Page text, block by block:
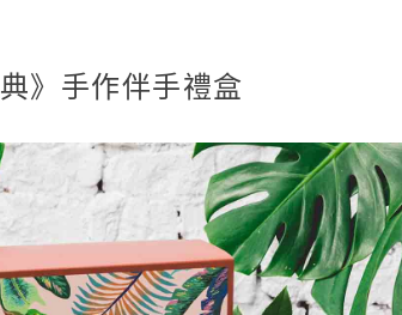
》手作伴手禮盒